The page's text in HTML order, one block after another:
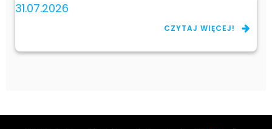
31.07.2026
CZYTAJ WIĘCEJ!